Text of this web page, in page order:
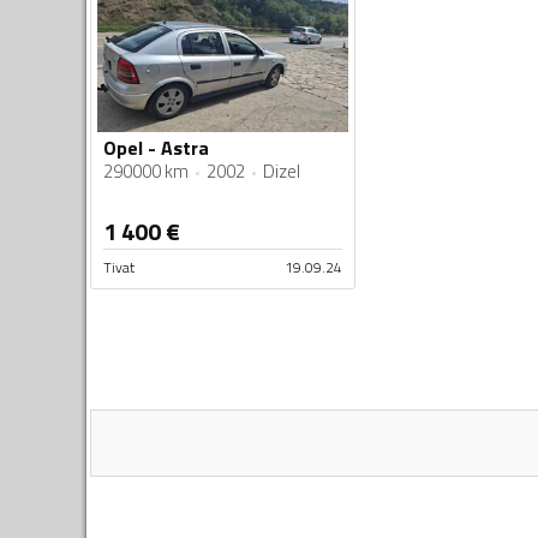
Opel - Astra
290000 km 2002 Dizel
1 400€
Tivat 19.09.24